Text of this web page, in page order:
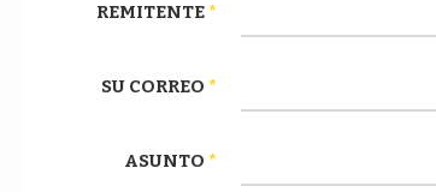
REMITENTE *
SU CORREO *
ASUNTO *